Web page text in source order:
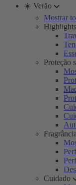
☀️ Verão
Mostrar
Highlights
Proteção
Cuidado